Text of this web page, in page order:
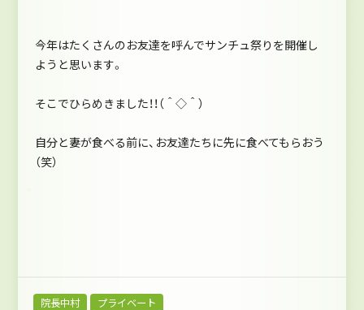
今年はたくさんのお友達を呼んでサンチュ祭りを開催し
ようと思います。
そこでひらめきました！！（＾◇＾）
自分と妻が食べる前に、お友達たちに先に食べてもらおう
（笑）
院長中村 プライベート